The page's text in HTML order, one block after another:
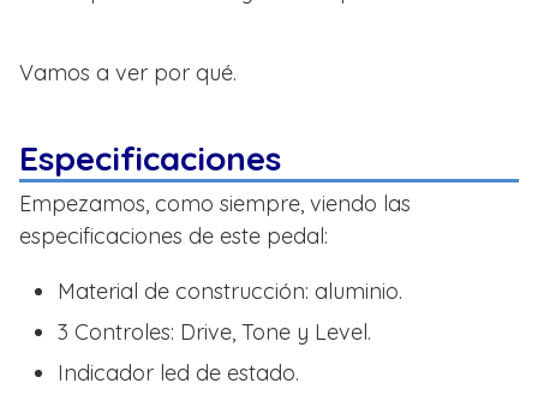
Vamos a ver por qué.
Especificaciones
Empezamos, como siempre, viendo las
especificaciones de este pedal:
Material de construcción: aluminio.
3 Controles: Drive, Tone y Level.
Indicador led de estado.